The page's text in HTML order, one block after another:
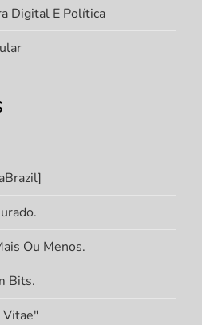
Digital E Política
Ou Menos.
Bits.
Vitae"